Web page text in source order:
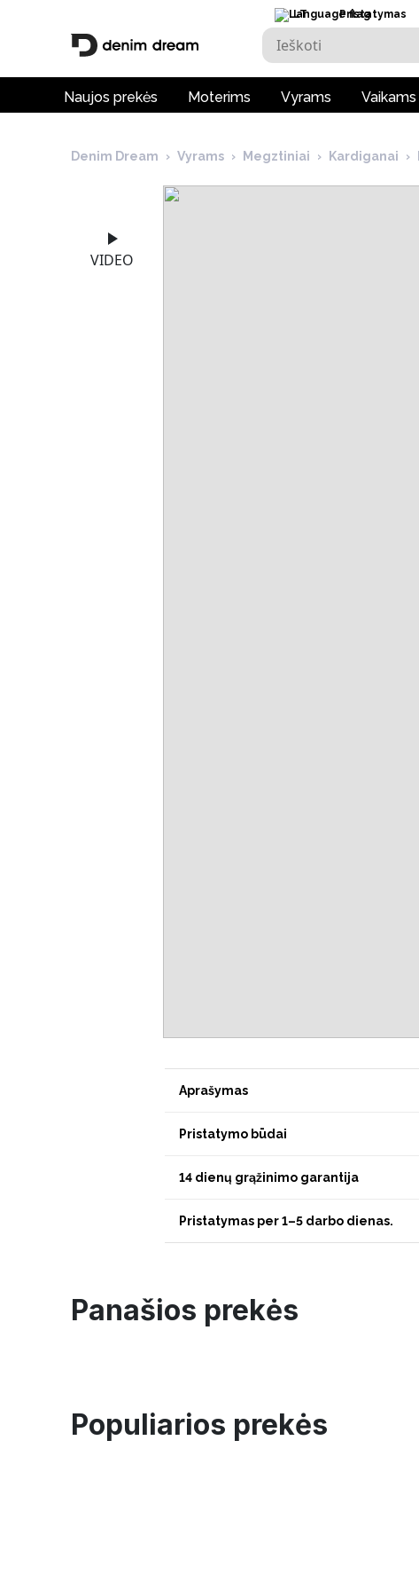
LT Pristatymas
Naujos prekės Moterims Vyrams Vaikams
Denim Dream › Vyrams › Megztiniai › Kardiganai ›
VIDEO
Aprašymas
Pristatymo būdai
14 dienų grąžinimo garantija
Pristatymas per 1–5 darbo dienas.
Panašios prekės
Populiarios prekės